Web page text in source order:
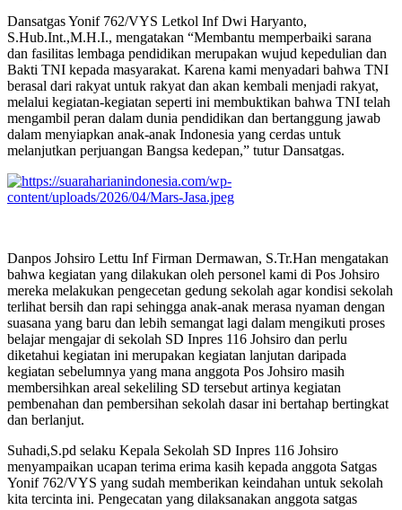
Dansatgas Yonif 762/VYS Letkol Inf Dwi Haryanto,
S.Hub.Int.,M.H.I., mengatakan “Membantu memperbaiki sarana
dan fasilitas lembaga pendidikan merupakan wujud kepedulian dan
Bakti TNI kepada masyarakat. Karena kami menyadari bahwa TNI
berasal dari rakyat untuk rakyat dan akan kembali menjadi rakyat,
melalui kegiatan-kegiatan seperti ini membuktikan bahwa TNI telah
mengambil peran dalam dunia pendidikan dan bertanggung jawab
dalam menyiapkan anak-anak Indonesia yang cerdas untuk
melanjutkan perjuangan Bangsa kedepan,” tutur Dansatgas.
Danpos Johsiro Lettu Inf Firman Dermawan, S.Tr.Han mengatakan
bahwa kegiatan yang dilakukan oleh personel kami di Pos Johsiro
mereka melakukan pengecetan gedung sekolah agar kondisi sekolah
terlihat bersih dan rapi sehingga anak-anak merasa nyaman dengan
suasana yang baru dan lebih semangat lagi dalam mengikuti proses
belajar mengajar di sekolah SD Inpres 116 Johsiro dan perlu
diketahui kegiatan ini merupakan kegiatan lanjutan daripada
kegiatan sebelumnya yang mana anggota Pos Johsiro masih
membersihkan areal sekeliling SD tersebut artinya kegiatan
pembenahan dan pembersihan sekolah dasar ini bertahap bertingkat
dan berlanjut.
Suhadi,S.pd selaku Kepala Sekolah SD Inpres 116 Johsiro
menyampaikan ucapan terima erima kasih kepada anggota Satgas
Yonif 762/VYS yang sudah memberikan keindahan untuk sekolah
kita tercinta ini. Pengecatan yang dilaksanakan anggota satgas